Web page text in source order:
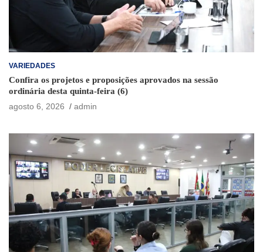
VARIEDADES
Confira os projetos e proposições aprovados na sessão
ordinária desta quinta-feira (6)
agosto 6, 2026
admin